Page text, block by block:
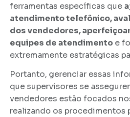
ferramentas específicas que
atendimento telefônico,
dos vendedores,
equipes de atendimento e
extremamente estratégicas
Portanto, gerenciar essas
que supervisores se
vendedores estão focados
realizando os procedimentos